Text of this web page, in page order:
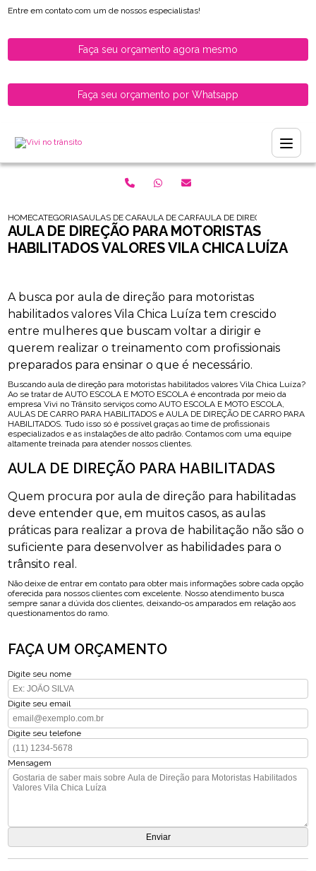
Entre em contato com um de nossos especialistas!
Faça seu orçamento agora mesmo
Faça seu orçamento por Whatsapp
HOMECATEGORIASAULAS DE CARRO PARA HABILITADOS
AULA DE CARRO PARA HABILITADOS ZONA
AULA DE DIRECAO PARA
AULA DE DIREÇÃO PARA MOTORISTAS
HABILITADOS VALORES VILA CHICA LUÍZA
A busca por aula de direção para motoristas
habilitados valores Vila Chica Luíza tem crescido
entre mulheres que buscam voltar a dirigir e
querem realizar o treinamento com profissionais
preparados para ensinar o que é necessário.
Buscando aula de direção para motoristas habilitados valores Vila Chica Luíza?
Ao se tratar de AUTO ESCOLA E MOTO ESCOLA é encontrada por meio da
empresa Vivi no Trânsito serviços como AUTO ESCOLA E MOTO ESCOLA,
AULAS DE CARRO PARA HABILITADOS e AULA DE DIREÇÃO DE CARRO PARA
HABILITADOS. Tudo isso só é possível graças ao time de profissionais
especializados e as instalações de alto padrão. Contamos com uma equipe
altamente treinada para atender nossos clientes.
AULA DE DIREÇÃO PARA HABILITADAS
Quem procura por aula de direção para habilitadas
deve entender que, em muitos casos, as aulas
práticas para realizar a prova de habilitação não são o
suficiente para desenvolver as habilidades para o
trânsito real.
Não deixe de entrar em contato para obter mais informações sobre cada opção
oferecida para nossos clientes com excelente. Nosso atendimento busca
sempre sanar a dúvida dos clientes, deixando-os amparados em relação aos
questionamentos do ramo.
FAÇA UM ORÇAMENTO
Digite seu nome
Digite seu email
Digite seu telefone
Mensagem